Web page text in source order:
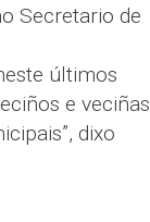
Secretario de
últimos
e veciñas
dixo